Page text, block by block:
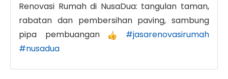
Renovasi Rumah di NusaDua: tangulan taman,
rabatan dan pembersihan paving, sambung
pipa pembuangan
#jasarenovasirumah
#nusadua